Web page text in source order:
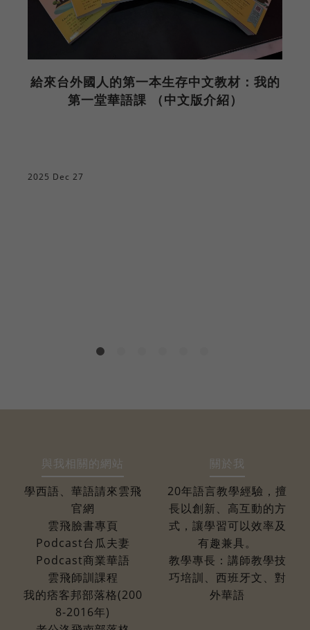
給來台外國人的第一本生存中文教材：我的
第一堂華語課 （中文版介紹）
2025 Dec 27
與我相關的網站
學西語、華語請來雲飛
官網
雲飛臉書專頁
Podcast台瓜夫妻
Podcast商業華語
雲飛師訓課程
我的痞客邦部落格(200
8-2016年)
關於我
20年語言教學經驗，擅
長以創新、高互動的方
式，讓學習可以效率及
有趣兼具。
教學專長：講師教學技
巧培訓、西班牙文、對
外華語